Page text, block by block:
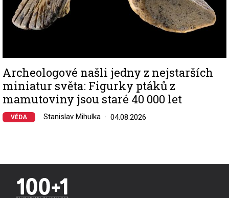
Archeologové našli jedny z nejstarších
miniatur světa: Figurky ptáků z
mamutoviny jsou staré 40 000 let
VĚDA Stanislav Mihulka 04.08.2026